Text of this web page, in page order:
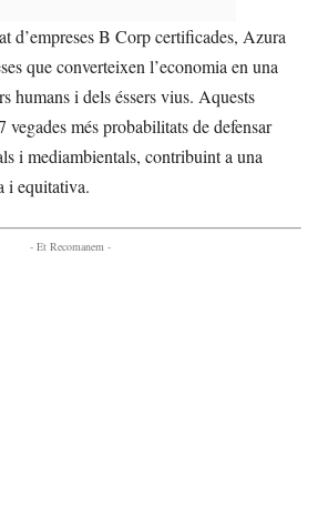
d’empreses B Corp certificades, Azura
que converteixen l’economia en una
humans i dels éssers vius. Aquests
vegades més probabilitats de defensar
i mediambientals, contribuint a una
i equitativa.
- Et Recomanem -